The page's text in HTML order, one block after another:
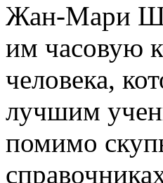
Жан-Мари
им часовую
человека,
лучшим
помимо